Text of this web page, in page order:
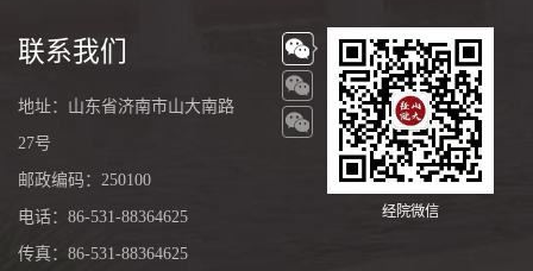
联系我们
地址：山东省济南市山大南路
27号
邮政编码：250100
电话：86-531-88364625
传真：86-531-88364625
经院微信